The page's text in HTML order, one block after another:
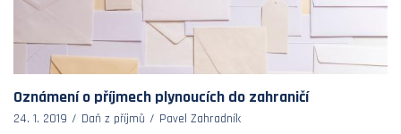
Oznámení o příjmech plynoucích do zahraničí
24. 1. 2019 Daň z příjmů Pavel Zahradník